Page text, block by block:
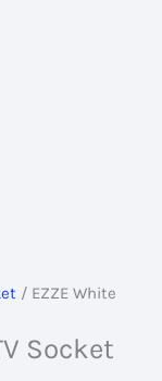
/ EZZE White
Socket